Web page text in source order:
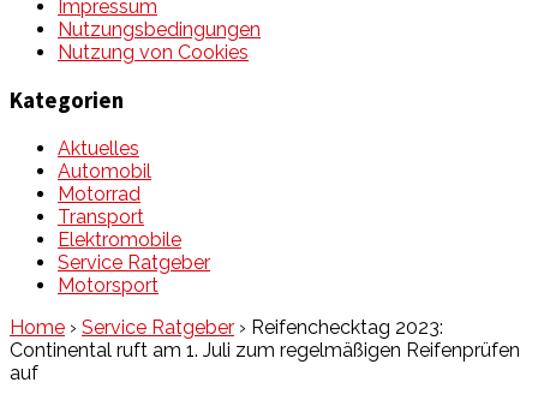
Impressum
Nutzungsbedingungen
Nutzung von Cookies
Kategorien
Aktuelles
Automobil
Motorrad
Transport
Elektromobile
Service Ratgeber
Motorsport
Home › Service Ratgeber › Reifenchecktag 2023:
Continental ruft am 1. Juli zum regelmäßigen Reifenprüfen
auf